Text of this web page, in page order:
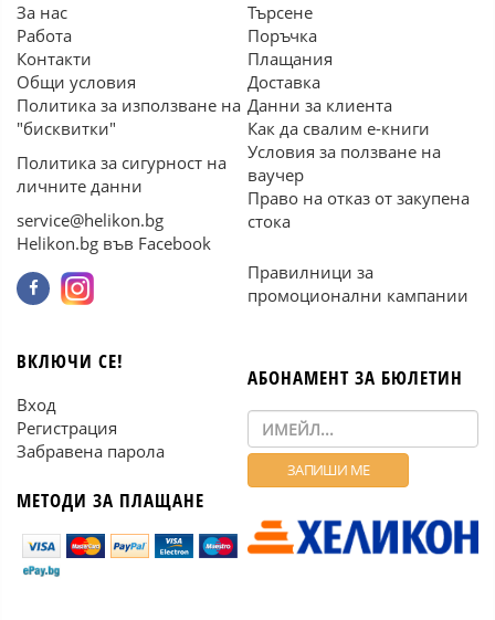
За нас
Работа
Контакти
Общи условия
Политика за използване на
"бисквитки"
Политика за сигурност на
личните данни
service@helikon.bg
Helikon.bg във Facebook
Търсене
Поръчка
Плащания
Доставка
Данни за клиента
Как да свалим е-книги
Условия за ползване на
ваучер
Право на отказ от закупена
стока
Правилници за
промоционални кампании
ВКЛЮЧИ СЕ!
Вход
Регистрация
Забравена парола
МЕТОДИ ЗА ПЛАЩАНЕ
АБОНАМЕНТ ЗА БЮЛЕТИН